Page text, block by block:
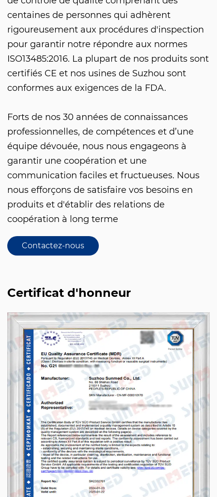
centaines de personnes qui adhèrent
rigoureusement aux procédures d'inspection
pour garantir notre répondre aux normes
ISO13485:2016. La plupart de nos produits sont
certifiés CE et nos usines de Suzhou sont
conformes aux exigences de la FDA.
Forts de nos 30 années de connaissances
professionnelles, de compétences et d’une
équipe dévouée, nous nous engageons à
garantir une coopération et une
communication faciles et fructueuses. Nous
nous efforçons de satisfaire vos besoins en
produits et d'établir des relations de
coopération à long terme
Contactez-nous
Certificat d'honneur